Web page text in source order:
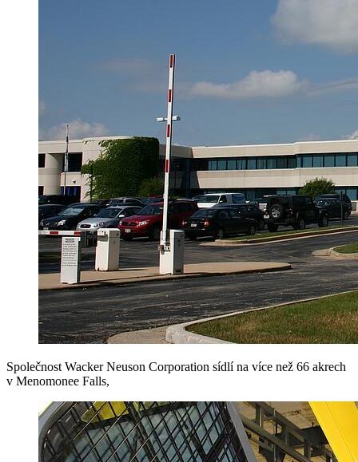
Společnost Wacker Neuson Corporation sídlí na více než 66 akrech
v Menomonee Falls,